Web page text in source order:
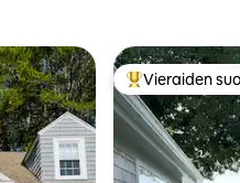
Vieraiden
Vieraiden